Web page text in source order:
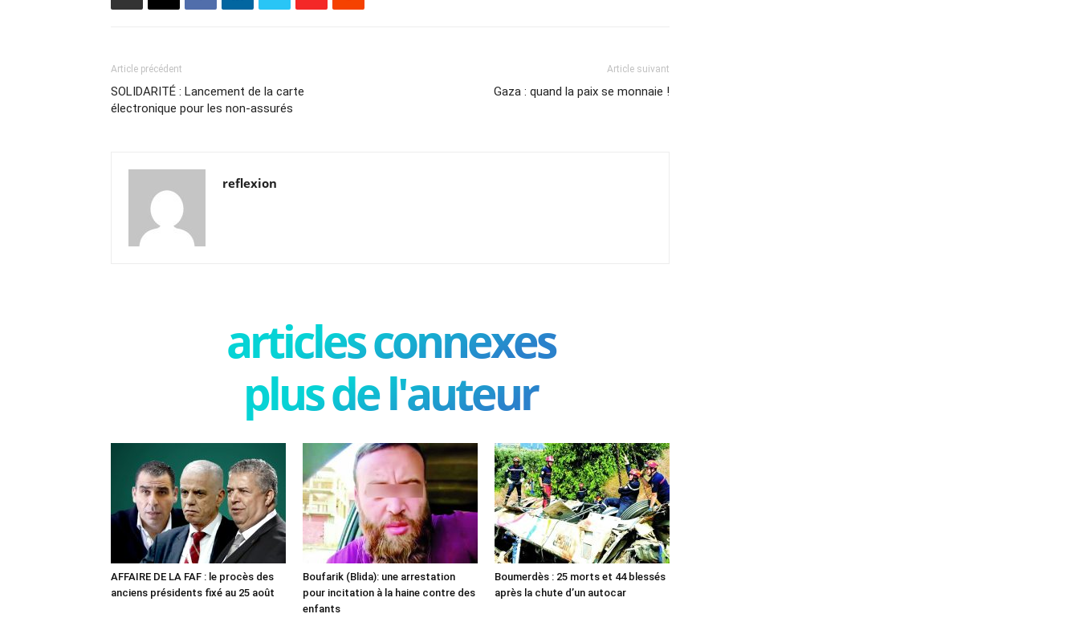
Article précédent
SOLIDARITÉ : Lancement de la carte
électronique pour les non-assurés
Article suivant
Gaza : quand la paix se monnaie !
reflexion
articles connexes
plus de l'auteur
AFFAIRE DE LA FAF : le procès des
anciens présidents fixé au 25 août
Boufarik (Blida): une arrestation
pour incitation à la haine contre des
enfants
Boumerdès : 25 morts et 44 blessés
après la chute d’un autocar